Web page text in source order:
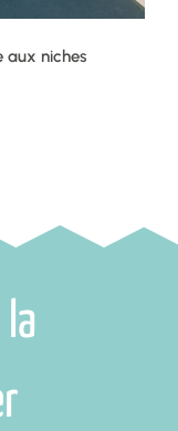
aux niches